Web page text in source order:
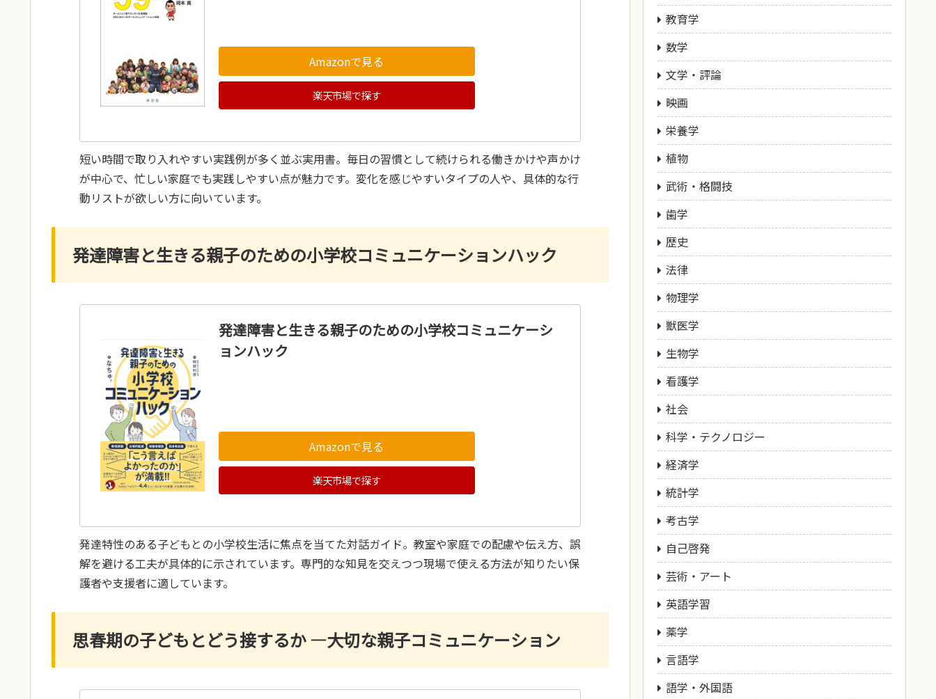
Amazonで見る
楽天市場で探す
短い時間で取り入れやすい実践例が多く並ぶ実用書。毎日の習慣として続けられる働きかけや声かけ
が中心で、忙しい家庭でも実践しやすい点が魅力です。変化を感じやすいタイプの人や、具体的な行
動リストが欲しい方に向いています。
発達障害と生きる親子のための小学校コミュニケーションハック
発達障害と生きる親子のための小学校コミュニケーシ
ョンハック
Amazonで見る
楽天市場で探す
発達特性のある子どもとの小学校生活に焦点を当てた対話ガイド。教室や家庭での配慮や伝え方、誤
解を避ける工夫が具体的に示されています。専門的な知見を交えつつ現場で使える方法が知りたい保
護者や支援者に適しています。
思春期の子どもとどう接するか ―大切な親子コミュニケーション
教育学
数学
文学・評論
映画
栄養学
植物
武術・格闘技
歯学
歴史
法律
物理学
獣医学
生物学
看護学
社会
科学・テクノロジー
経済学
統計学
考古学
自己啓発
芸術・アート
英語学習
薬学
言語学
語学・外国語